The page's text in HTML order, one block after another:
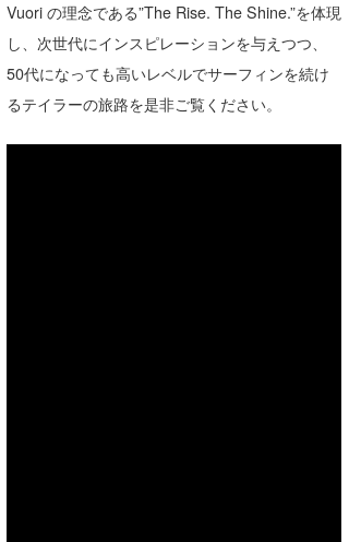
Vuori の理念である”The Rise. The Shine.”を体現
し、次世代にインスピレーションを与えつつ、
50代になっても高いレベルでサーフィンを続け
るテイラーの旅路を是非ご覧ください。
Yasunari Inoue
Yoshiyuki Obata
arukasvision
Colors MAGAZINE
WAVAL
福島寿実子
中浦“JET”章
嵯峨明日香
波伝説スタッフ
☆加藤
+☆maki☆+
波伝説